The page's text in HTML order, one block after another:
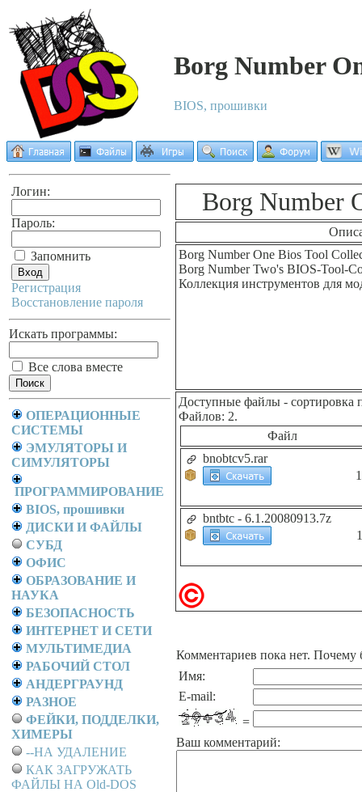
Borg Number
BIOS, прошивки
Логин:
Пароль:
Запомнить
Регистрация
Восстановление пароля
Искать программы:
Все слова вместе
ОПЕРАЦИОННЫЕ
СИСТЕМЫ
ЭМУЛЯТОРЫ И
СИМУЛЯТОРЫ
ПРОГРАММИРОВАНИЕ
BIOS, прошивки
ДИСКИ И ФАЙЛЫ
СУБД
ОФИС
ОБРАЗОВАНИЕ И
НАУКА
БЕЗОПАСНОСТЬ
ИНТЕРНЕТ И СЕТИ
МУЛЬТИМЕДИА
РАБОЧИЙ СТОЛ
АНДЕРГРАУНД
РАЗНОЕ
ФЕЙКИ, ПОДДЕЛКИ,
ХИМЕРЫ
--НА УДАЛЕНИЕ
КАК ЗАГРУЖАТЬ
ФАЙЛЫ НА Old-DOS
Borg Number
Borg Number One Bios Tool
Borg Number Two's BIOS-Tool-
Коллекция инструментов для
Доступные файлы - сортировка
Файлов: 2.
Файл
bnobtcv5.rar
bntbtc - 6.1.20080913.7z
Комментариев пока нет. Почему
Имя:
E-mail:
=
Ваш комментарий: